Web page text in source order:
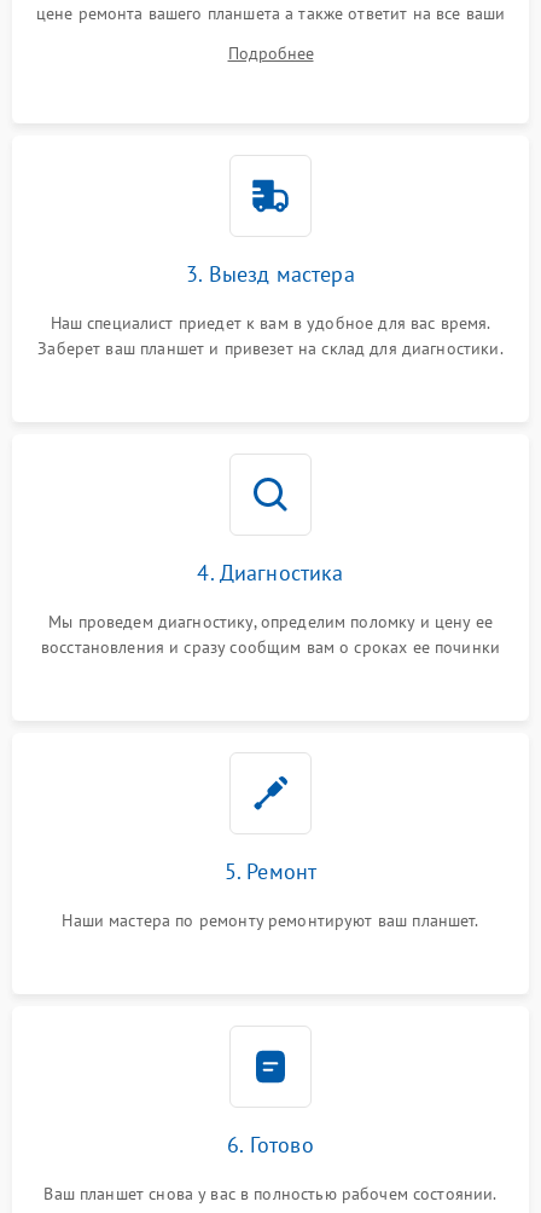
цене ремонта вашего планшета а также ответит на все ваши
Подробнее
3. Выезд мастера
Наш специалист приедет к вам в удобное для вас время.
Заберет ваш планшет и привезет на склад для диагностики.
4. Диагностика
Мы проведем диагностику, определим поломку и цену ее
восстановления и сразу сообщим вам о сроках ее починки
5. Ремонт
Наши мастера по ремонту ремонтируют ваш планшет.
6. Готово
Ваш планшет снова у вас в полностью рабочем состоянии.